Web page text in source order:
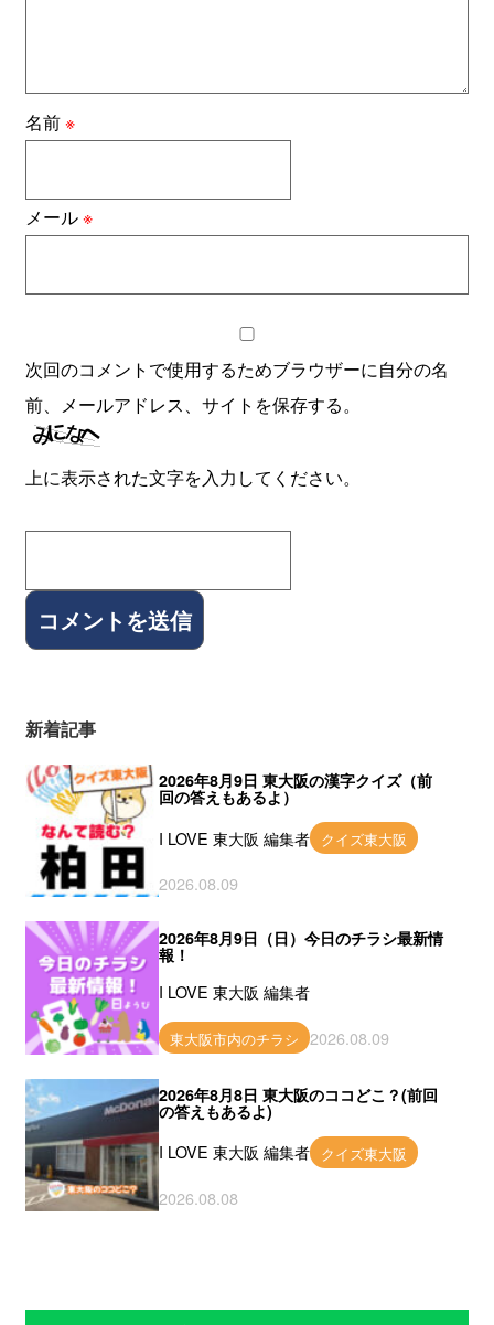
名前※
メール※
次回のコメントで使用するためブラウザーに自分の名
前、メールアドレス、サイトを保存する。
上に表示された文字を入力してください。
新着記事
2026年8月9日 東大阪の漢字クイズ（前
回の答えもあるよ）
I LOVE 東大阪 編集者 クイズ東大阪
2026.08.09
2026年8月9日（日）今日のチラシ最新情
報！
I LOVE 東大阪 編集者
東大阪市内のチラシ 2026.08.09
2026年8月8日 東大阪のココどこ？(前回
の答えもあるよ)
I LOVE 東大阪 編集者 クイズ東大阪
2026.08.08